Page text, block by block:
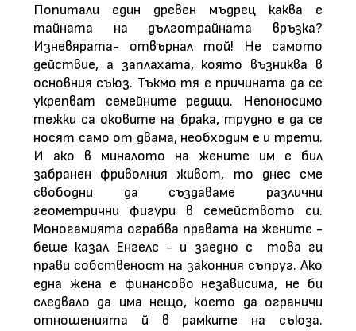
Попитали един древен мъдрец каква е
тайната на дълготрайната връзка?
Изневярата- отвърнал той! Не самото
действие, а заплахата, която възниква в
основния съюз. Тъкмо тя е причината да се
укрепват семейните редици. Непоносимо
тежки са оковите на брака, трудно е да се
носят само от двама, необходим е и трети.
И ако в миналото на жените им е бил
забранен фриволния живот, то днес сме
свободни да създаваме различни
геометрични фигури в семейството си.
Моногамията ограбва правата на жените -
беше казал Енгелс - и заедно с това ги
прави собственост на законния съпруг. Ако
една жена е финансово независима, не би
следвало да има нещо, което да ограничи
отношенията й в рамките на съюза.